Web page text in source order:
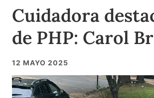
Cuidadora
de PHP: Carol
12 MAYO 2025